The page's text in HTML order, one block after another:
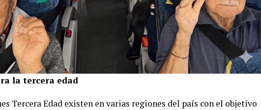
la tercera edad
Tercera Edad existen en varias regiones del país con el objetivo